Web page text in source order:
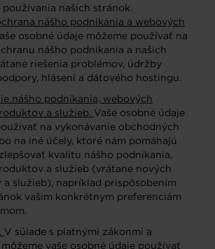
používania našich stránok.
nášho podnikania a webových
osobné údaje môžeme používať na
nášho podnikania a našich
riešenia problémov, údržby
hlásení a dátového hostingu.
nášho podnikania, webových
a služieb. Vaše osobné údaje
na vykonávanie obchodných
na iné účely, ktoré nám pomáhajú
kvalitu nášho podnikania,
a služieb (vrátane nových
služieb), napríklad prispôsobením
vašim konkrétnym preferenciám
V súlade s platnými zákonmi a
vaše osobné údaje používať